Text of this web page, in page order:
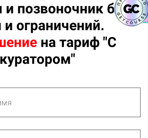
и позвоночник без
и ограничений.
на тариф "С
куратором"